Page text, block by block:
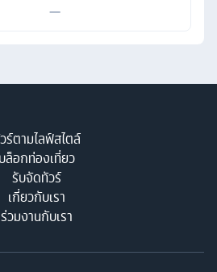
—
ร์ตามไลฟ์สไตล์
บล็อกท่องเที่ยว
รับจัดทัวร์
เกี่ยวกับเรา
ร่วมงานกับเรา